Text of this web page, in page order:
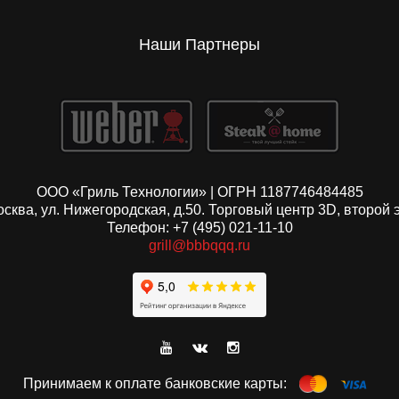
Наши Партнеры
ООО «Гриль Технологии» | ОГРН 1187746484485
ул. Нижегородская, д.50. Торговый центр 3D, второй
Телефон: +7 (495) 021-11-10
grill@bbbqqq.ru
Принимаем к оплате банковские карты: